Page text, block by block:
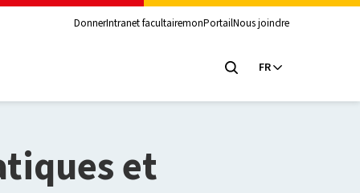
DonnerIntranet facultairemonPortailNous joindre
FR
et